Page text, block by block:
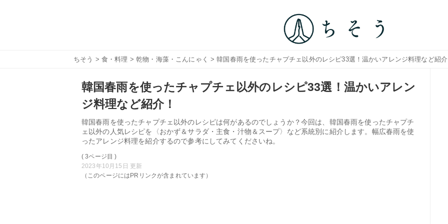
ちそう > 食・料理 >乾物・海藻・こんにゃく > 韓国春雨を使ったチャプチェ以外のレシピ33選！温かいアレンジ料理など紹
韓国春雨を使ったチャプチェ以外のレシピ33選！温かいアレン
ジ料理など紹介！
韓国春雨を使ったチャプチェ以外のレシピは何があるのでしょうか？今回は、韓国春雨を使ったチャプチ
ェ以外の人気レシピを〈おかず＆サラダ・主食・汁物＆スープ〉など系統別に紹介します。幅広春雨を使
ったアレンジ料理を紹介するので参考にしてみてくださいね。
( 3ページ目 )
2023年10月15日 更新
（このページにはPRリンクが含まれています）